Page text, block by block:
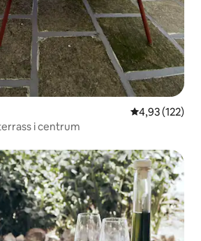
4,93 av 5 i
4,93 (122)
i centrum